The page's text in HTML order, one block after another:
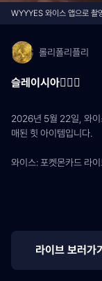
WYYYES 와이스 앱으로 촬
롤리폴리플리
슬레이시아🙇🏻‍♂️
2026년 5월 22일, 와이
매된 힛 아이템입니다.
와이스: 포켓몬카드 라
라이브 보러가